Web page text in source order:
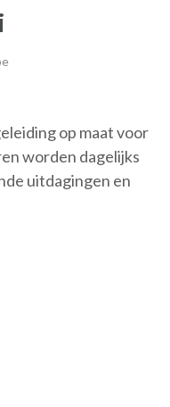
op maat voor
worden dagelijks
uitdagingen en